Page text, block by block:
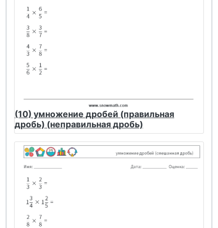
(10) умножение дробей (правильная
дробь) (неправильная дробь)